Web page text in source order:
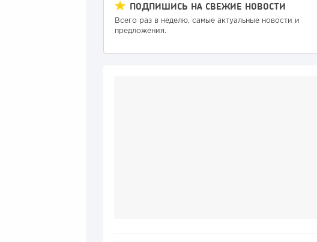
ПОДПИШИСЬ НА СВЕЖИЕ НОВОСТИ
Всего раз в неделю, самые актуальные новости и
предложения.